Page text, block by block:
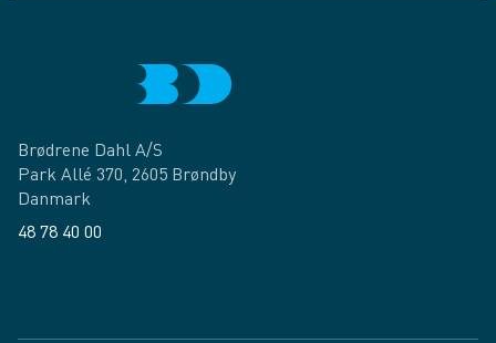
Brødrene Dahl A/S
Park Allé 370, 2605 Brøndby
Danmark
48 78 40 00